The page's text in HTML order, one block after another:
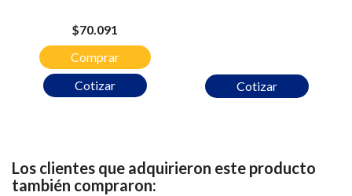
Cotizar
Precio
$70.091
Comprar
Cotizar
Los clientes que adquirieron este producto
también compraron: